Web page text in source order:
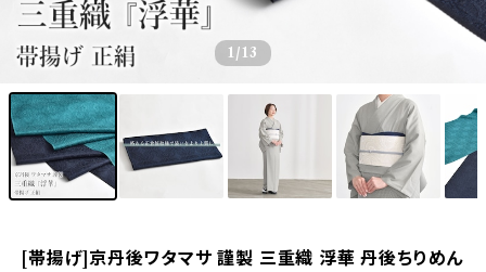
1 /13
[帯揚げ]京丹後ワタマサ 謹製 三重織 浮華 丹後ちりめん